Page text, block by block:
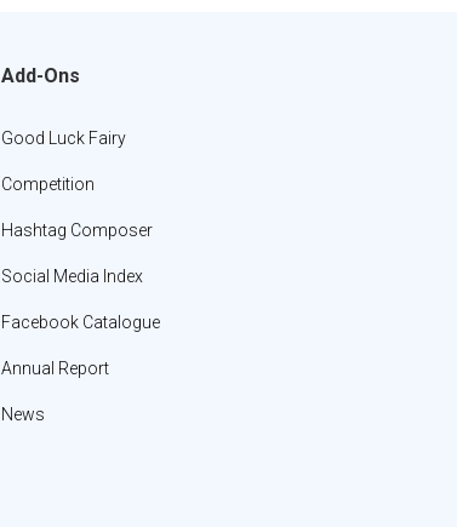
Add-Ons
Good Luck Fairy
Competition
Hashtag Composer
Social Media Index
Facebook Catalogue
Annual Report
News